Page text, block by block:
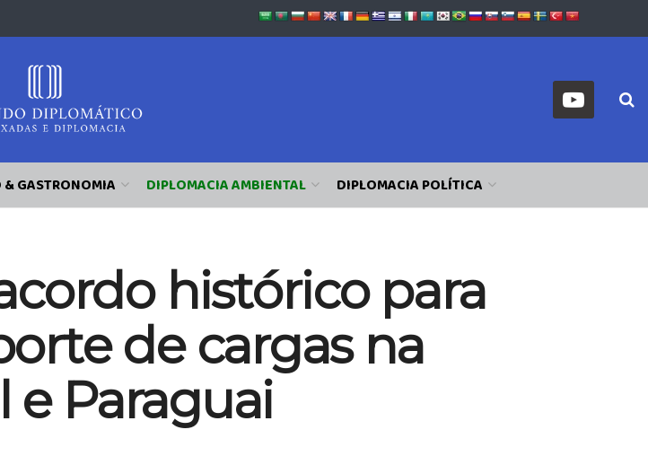
GASTRONOMIA DIPLOMACIA AMBIENTAL DIPLOMACIA POLÍTICA
histórico para
de cargas na
e Paraguai